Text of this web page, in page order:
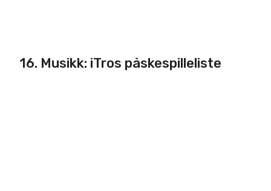
16. Musikk: iTros påskespilleliste